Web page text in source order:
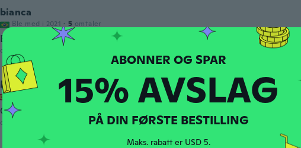
bianca
Ble med i 2021 · 5 omtaler
Extremamente pequeno e dificil de manusear.
ca. 4 år siden
María Teresa
37 omtaler
Originales y bonitos
ca. 4 år siden
15% AVSLAG
PÅ DIN FØRSTE BESTILLING
Maks. rabatt er USD 5.